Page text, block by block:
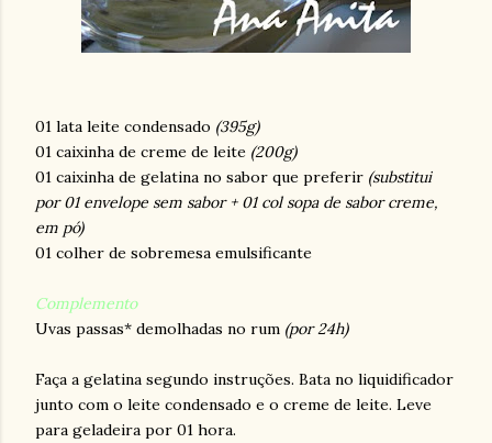
01 lata leite condensado (395g)
01 caixinha de creme de leite (200g)
01 caixinha de gelatina no sabor que preferir (substitui
por 01 envelope sem sabor + 01 col sopa de sabor creme,
em pó)
01 colher de sobremesa emulsificante
Complemento
Uvas passas* demolhadas no rum (por 24h)
Faça a gelatina segundo instruções. Bata no liquidificador
junto com o leite condensado e o creme de leite. Leve
para geladeira por 01 hora.